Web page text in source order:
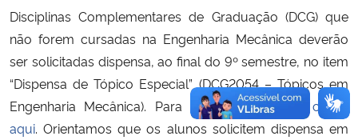
Gabinete de Segurança Institucional
Advocacia-Geral da União
Disciplinas Complementares de Graduação (DCG) que
não forem cursadas na Engenharia Mecânica deverão
ser solicitadas dispensa, ao final do 9º semestre, no item
“Dispensa de Tópico Especial” (DCG2054 – Tópicos em
Engenharia Mecânica). Para mais informações, clique
aqui. Orientamos que os alunos solicitem dispensa em